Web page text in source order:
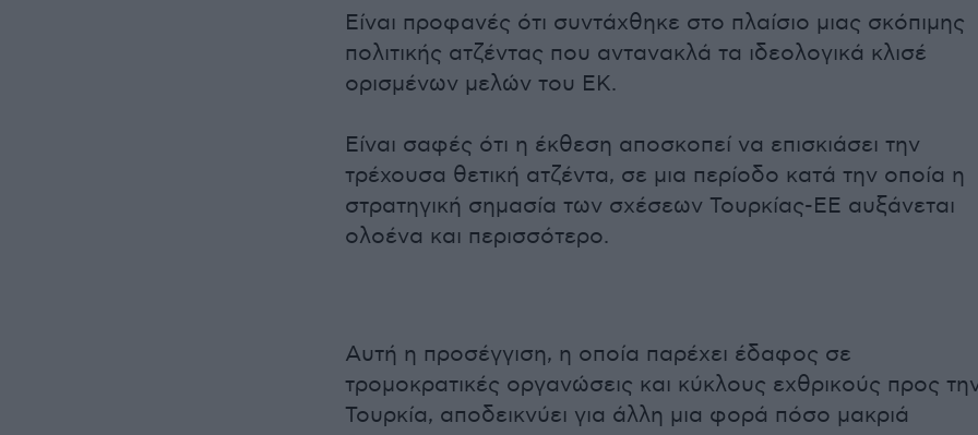
Είναι προφανές ότι συντάχθηκε στο πλαίσιο μιας σκόπιμης
πολιτικής ατζέντας που αντανακλά τα ιδεολογικά κλισέ
ορισμένων μελών του ΕΚ.
Είναι σαφές ότι η έκθεση αποσκοπεί να επισκιάσει την
τρέχουσα θετική ατζέντα, σε μια περίοδο κατά την οποία η
στρατηγική σημασία των σχέσεων Τουρκίας-ΕΕ αυξάνεται
ολοένα και περισσότερο.
Αυτή η προσέγγιση, η οποία παρέχει έδαφος σε
τρομοκρατικές οργανώσεις και κύκλους εχθρικούς προς
Τουρκία, αποδεικνύει για άλλη μια φορά πόσο μακριά